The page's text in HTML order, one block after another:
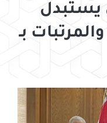
يستبدل
بـ